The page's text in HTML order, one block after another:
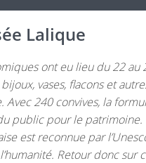
Lalique
ont eu lieu du 22 au
vases, flacons et
240 convives, la
public pour le patrimoine.
est reconnue par
Retour donc sur